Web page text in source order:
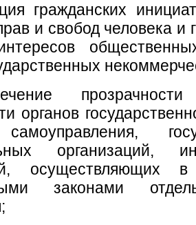
гражданских
и свобод человека и
органов
организаций,
осуществляющих
законами